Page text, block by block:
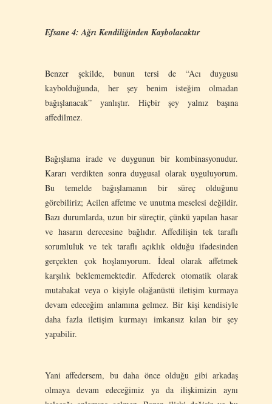
Efsane 4: Ağrı Kendiliğinden Kaybolacaktır
Benzer şekilde, bunun tersi de “Acı duygusu
kaybolduğunda, her şey benim isteğim olmadan
bağışlanacak” yanlıştır. Hiçbir şey yalnız başına
affedilmez.
Bağışlama irade ve duygunun bir kombinasyonudur.
Kararı verdikten sonra duygusal olarak uyguluyorum.
Bu temelde bağışlamanın bir süreç olduğunu
görebiliriz; Acilen affetme ve unutma meselesi değildir.
Bazı durumlarda, uzun bir süreçtir, çünkü yapılan hasar
ve hasarın derecesine bağlıdır. Affedilişin tek taraflı
sorumluluk ve tek taraflı açıklık olduğu ifadesinden
gerçekten çok hoşlanıyorum. İdeal olarak affetmek
karşılık beklememektedir. Affederek otomatik olarak
mutabakat veya o kişiyle olağanüstü iletişim kurmaya
devam edeceğim anlamına gelmez. Bir kişi kendisiyle
daha fazla iletişim kurmayı imkansız kılan bir şey
yapabilir.
Yani affedersem, bu daha önce olduğu gibi arkadaş
olmaya devam edeceğimiz ya da ilişkimizin aynı